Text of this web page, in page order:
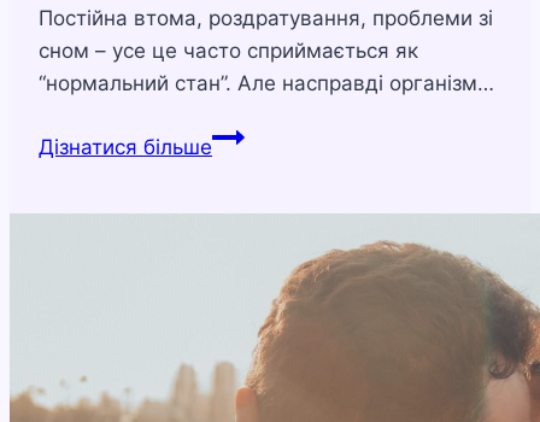
Постійна втома, роздратування, проблеми зі
сном – усе це часто сприймається як
“нормальний стан”. Але насправді організм…
Дізнатися більшеЯк